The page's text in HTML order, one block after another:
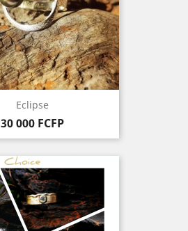
Eclipse
Prix
30 000 FCFP